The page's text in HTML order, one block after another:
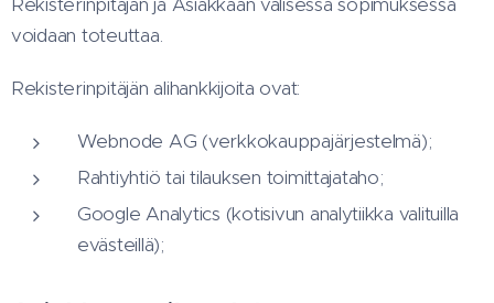
voidaan toteuttaa.
Rekisterinpitäjän alihankkijoita ovat:
Webnode AG (verkkokauppajärjestelmä);
Rahtiyhtiö tai tilauksen toimittajataho;
Google Analytics (kotisivun analytiikka valituilla
evästeillä);